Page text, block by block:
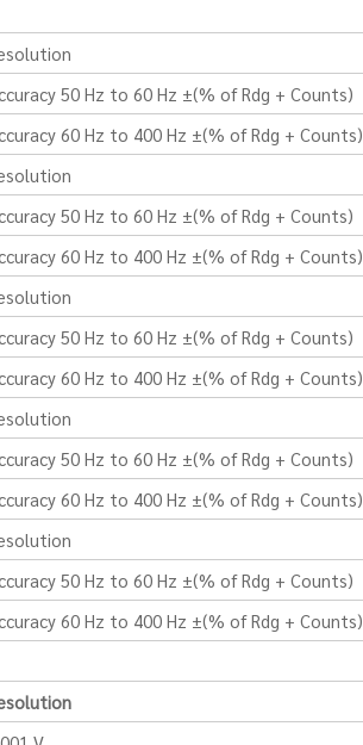
50 Hz to 60 Hz ±(% of Rdg + Counts)
60 Hz to 400 Hz ±(% of Rdg + Counts)
50 Hz to 60 Hz ±(% of Rdg + Counts)
60 Hz to 400 Hz ±(% of Rdg + Counts)
50 Hz to 60 Hz ±(% of Rdg + Counts)
60 Hz to 400 Hz ±(% of Rdg + Counts)
50 Hz to 60 Hz ±(% of Rdg + Counts)
60 Hz to 400 Hz ±(% of Rdg + Counts)
50 Hz to 60 Hz ±(% of Rdg + Counts)
60 Hz to 400 Hz ±(% of Rdg + Counts)